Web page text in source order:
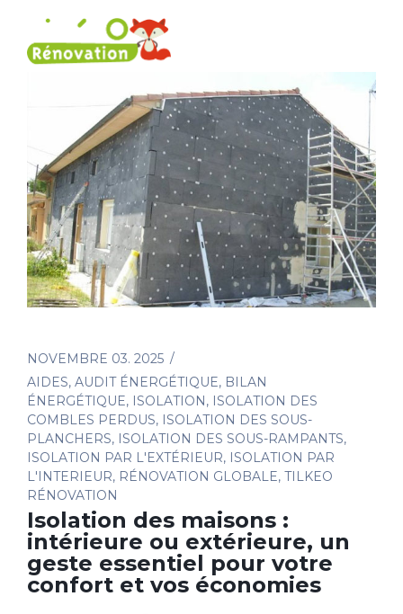
NOVEMBRE 03. 2025
AIDES, AUDIT ÉNERGÉTIQUE, BILAN
ÉNERGÉTIQUE, ISOLATION, ISOLATION DES
COMBLES PERDUS, ISOLATION DES SOUS-
PLANCHERS, ISOLATION DES SOUS-RAMPANTS,
ISOLATION PAR L'EXTÉRIEUR, ISOLATION PAR
L'INTERIEUR, RÉNOVATION GLOBALE, TILKEO
RÉNOVATION
Isolation des maisons :
intérieure ou extérieure, un
geste essentiel pour votre
confort et vos économies